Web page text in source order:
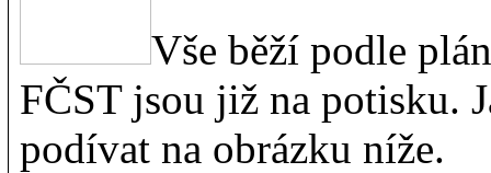
Vše běží podle
FČST jsou již na potisku.
podívat na obrázku níže.